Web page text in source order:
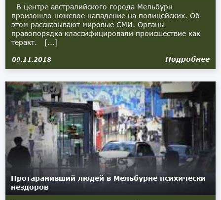
В центре австралийского города Мельбурн
произошло ножевое нападение на полицейских. Об
этом рассказывают мировые СМИ. Органы
правопорядка классифицировали происшествие как
теракт. [...]
09.11.2018 Подробнее
Протаранивший людей в Мельбурне психически
нездоров